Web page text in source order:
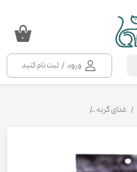
ورود / ثبت نام کنید
۰
غذای گربه